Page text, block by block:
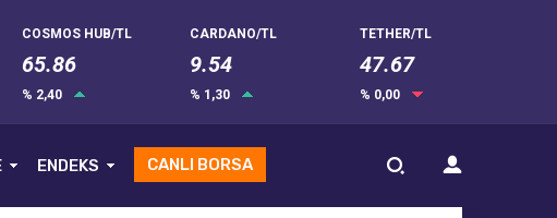
COSMOS HUB/TL
65.86
% 2,40
CARDANO/TL
9.54
% 1,30
TETHER/TL
47.67
% 0,00
ENDEKS CANLI BORSA